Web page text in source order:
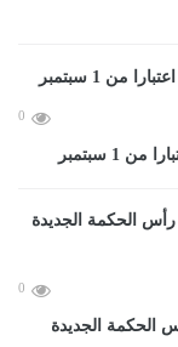
0
0
الجديدة